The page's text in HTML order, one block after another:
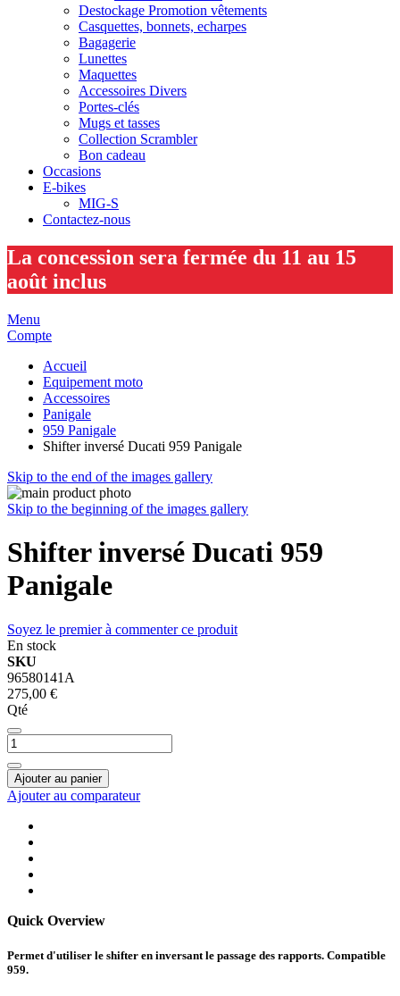
Destockage Promotion vêtements
Casquettes, bonnets, echarpes
Bagagerie
Lunettes
Maquettes
Accessoires Divers
Portes-clés
Mugs et tasses
Collection Scrambler
Bon cadeau
Occasions
E-bikes
MIG-S
Contactez-nous
La concession sera fermée du 11 au 15
août inclus
Menu
Compte
Accueil
Equipement moto
Accessoires
Panigale
959 Panigale
Shifter inversé Ducati 959 Panigale
Skip to the end of the images gallery
Skip to the beginning of the images gallery
Shifter inversé Ducati 959
Panigale
Soyez le premier à commenter ce produit
En stock
SKU
96580141A
275,00 €
Qté
Ajouter au panier
Ajouter au comparateur
Quick Overview
Permet d'utiliser le shifter en inversant le passage des rapports. Compatible
959.